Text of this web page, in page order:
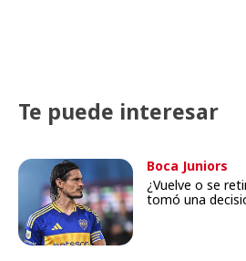
Te puede interesar
Boca Juniors
¿Vuelve o se
tomó una